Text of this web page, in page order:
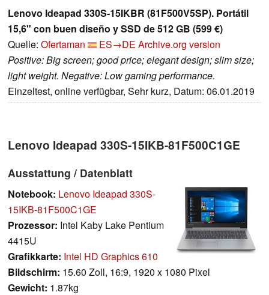
Lenovo Ideapad 330S-15IKBR (81F500V5SP). Portátil
15,6" con buen diseño y SSD de 512 GB (599 €)
Quelle: Ofertaman ES→DE Archive.org version
Positive: Big screen; good price; elegant design; slim size;
light weight. Negative: Low gaming performance.
Einzeltest, online verfügbar, Sehr kurz, Datum: 06.01.2019
Lenovo Ideapad 330S-15IKB-81F500C1GE
Ausstattung / Datenblatt
Notebook: Lenovo Ideapad 330S-
15IKB-81F500C1GE
Prozessor: Intel Kaby Lake Pentium
4415U
Grafikkarte: Intel HD Graphics 610
Bildschirm: 15.60 Zoll, 16:9, 1920 x 1080 Pixel
Gewicht: 1.87kg